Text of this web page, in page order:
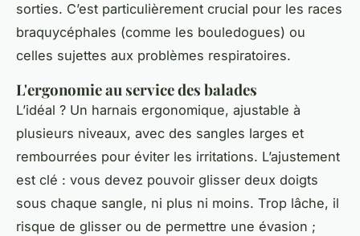
sorties. C’est particulièrement crucial pour les races
braquycéphales (comme les bouledogues) ou
celles sujettes aux problèmes respiratoires.
L'ergonomie au service des balades
L’idéal ? Un harnais ergonomique, ajustable à
plusieurs niveaux, avec des sangles larges et
rembourrées pour éviter les irritations. L’ajustement
est clé : vous devez pouvoir glisser deux doigts
sous chaque sangle, ni plus ni moins. Trop lâche, il
risque de glisser ou de permettre une évasion ;